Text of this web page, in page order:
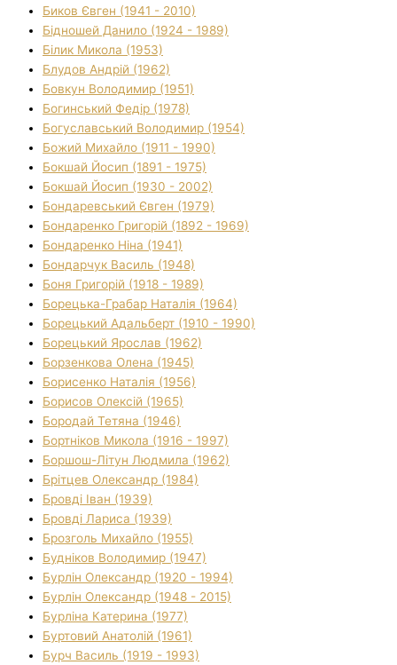
Биков Євген (1941 - 2010)
Бідношей Данило (1924 - 1989)
Білик Микола (1953)
Блудов Андрій (1962)
Бовкун Володимир (1951)
Богинський Федір (1978)
Богуславський Володимир (1954)
Божий Михайло (1911 - 1990)
Бокшай Йосип (1891 - 1975)
Бокшай Йосип (1930 - 2002)
Бондаревський Євген (1979)
Бондаренко Григорій (1892 - 1969)
Бондаренко Ніна (1941)
Бондарчук Василь (1948)
Боня Григорій (1918 - 1989)
Борецька-Грабар Наталія (1964)
Борецький Адальберт (1910 - 1990)
Борецький Ярослав (1962)
Борзенкова Олена (1945)
Борисенко Наталія (1956)
Борисов Олексій (1965)
Бородай Тетяна (1946)
Бортніков Микола (1916 - 1997)
Боршош-Літун Людмила (1962)
Брітцев Олександр (1984)
Бровді Іван (1939)
Бровді Лариса (1939)
Брозголь Михайло (1955)
Будніков Володимир (1947)
Бурлін Олександр (1920 - 1994)
Бурлін Олександр (1948 - 2015)
Бурліна Катерина (1977)
Буртовий Анатолій (1961)
Бурч Василь (1919 - 1993)